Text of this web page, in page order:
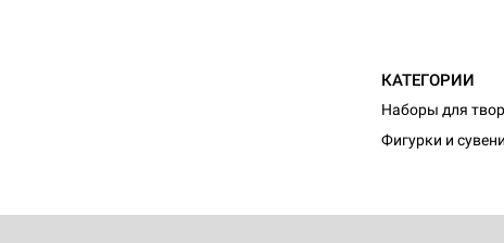
КАТЕГОРИИ
Наборы для
Фигурки и
Белая смерть